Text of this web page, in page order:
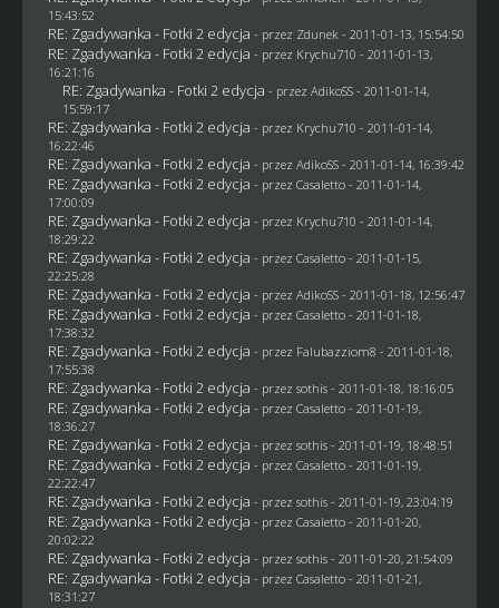
15:43:52
RE: Zgadywanka - Fotki 2 edycja - przez Zdunek- 2011-01-13, 15:54:50
RE: Zgadywanka - Fotki 2 edycja - przez Krychu710 - 2011-01-13,
16:21:16
RE: Zgadywanka - Fotki 2 edycja - przez AdikoSS - 2011-01-14,
15:59:17
RE: Zgadywanka - Fotki 2 edycja - przez Krychu710 - 2011-01-14,
16:22:46
RE: Zgadywanka - Fotki 2 edycja - przez AdikoSS - 2011-01-14, 16:39:42
RE: Zgadywanka - Fotki 2 edycja - przez Casaletto- 2011-01-14,
17:00:09
RE: Zgadywanka - Fotki 2 edycja - przez Krychu710 - 2011-01-14,
18:29:22
RE: Zgadywanka - Fotki 2 edycja - przez Casaletto- 2011-01-15,
22:25:28
RE: Zgadywanka - Fotki 2 edycja - przez AdikoSS - 2011-01-18, 12:56:47
RE: Zgadywanka - Fotki 2 edycja - przez Casaletto- 2011-01-18,
17:38:32
RE: Zgadywanka - Fotki 2 edycja - przez Falubazziom8 - 2011-01-18,
17:55:38
RE: Zgadywanka - Fotki 2 edycja - przez sothis- 2011-01-18, 18:16:05
RE: Zgadywanka - Fotki 2 edycja - przez Casaletto- 2011-01-19,
18:36:27
RE: Zgadywanka - Fotki 2 edycja - przez sothis- 2011-01-19, 18:48:51
RE: Zgadywanka - Fotki 2 edycja - przez Casaletto- 2011-01-19,
22:22:47
RE: Zgadywanka - Fotki 2 edycja - przez sothis- 2011-01-19, 23:04:19
RE: Zgadywanka - Fotki 2 edycja - przez Casaletto- 2011-01-20,
20:02:22
RE: Zgadywanka - Fotki 2 edycja - przez sothis- 2011-01-20, 21:54:09
RE: Zgadywanka - Fotki 2 edycja - przez Casaletto- 2011-01-21,
18:31:27